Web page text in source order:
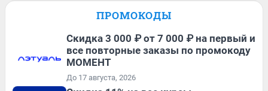
ПРОМОКОДЫ
Скидка 3 000 ₽ от 7 000 ₽ на первый и
все повторные заказы по промокоду
МОМЕНТ
До 17 августа, 2026